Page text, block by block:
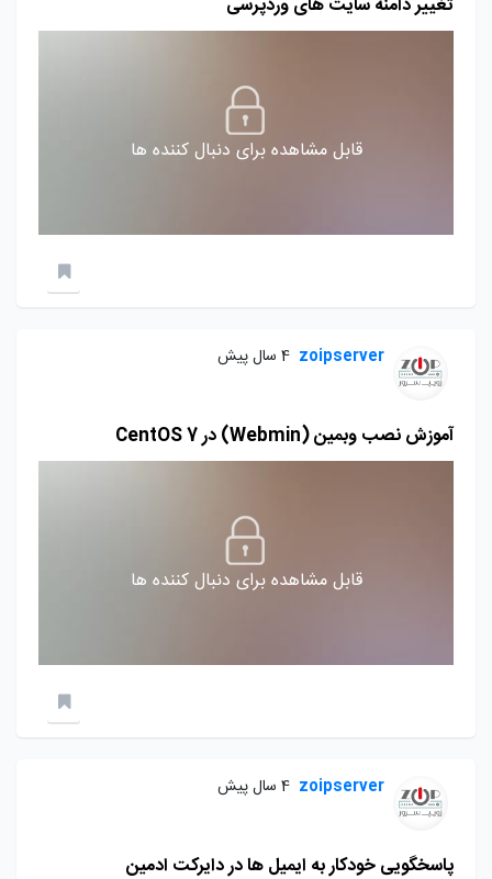
تغییر دامنه سایت های وردپرسی
قابل مشاهده برای دنبال کننده ها
zoipserver 4 سال پیش
آموزش نصب وبمین (Webmin) در CentOS 7
قابل مشاهده برای دنبال کننده ها
zoipserver 4 سال پیش
پاسخگویی خودکار به ایمیل ها در دایرکت ادمین